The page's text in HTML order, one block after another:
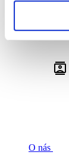
O nás